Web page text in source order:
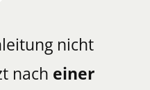
nicht
nach einer